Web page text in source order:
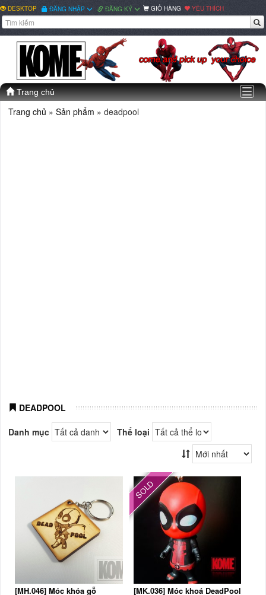
DESKTOP ĐĂNG NHẬP ĐĂNG KÝ GIỎ HÀNG YÊU THÍCH
Trang chủ
Trang chủ » Sản phẩm » deadpool
DEADPOOL
Danh mục Thể loại
[MH.046] Móc khóa gỗ [MK.036] Móc khoá DeadPool
SOLD